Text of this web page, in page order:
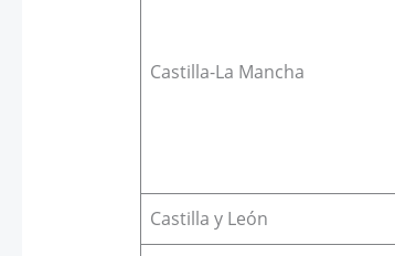
Castilla-La Mancha
Castilla y León